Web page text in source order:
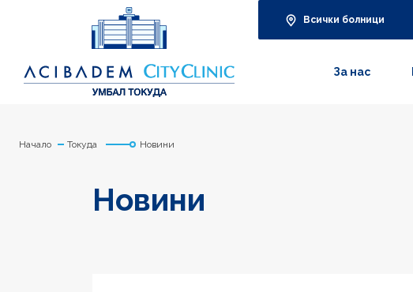
Всички болници
За нас
Начало Токуда Новини
Новини